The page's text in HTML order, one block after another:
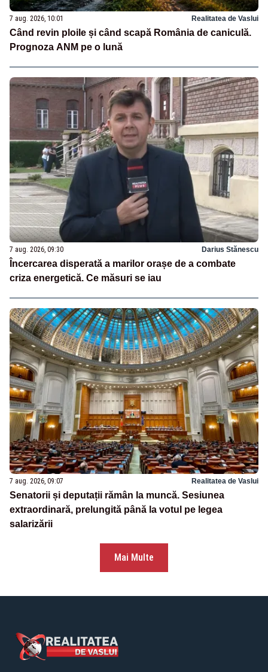
7 aug. 2026, 10:01 Realitatea de Vaslui
Când revin ploile și când scapă România de caniculă.
Prognoza ANM pe o lună
7 aug. 2026, 09:30 Darius Stănescu
Încercarea disperată a marilor orașe de a combate
criza energetică. Ce măsuri se iau
7 aug. 2026, 09:07 Realitatea de Vaslui
Senatorii și deputații rămân la muncă. Sesiunea
extraordinară, prelungită până la votul pe legea
salarizării
Mai Multe